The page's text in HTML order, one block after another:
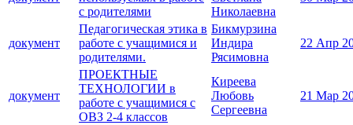
с родителями
Николаевна
документ
Педагогическая этика в
работе с учащимися и
родителями.
Бикмурзина
Индира
Рясимовна
22 Апр
документ
ПРОЕКТНЫЕ
ТЕХНОЛОГИИ в
работе с учащимися с
ОВЗ 2-4 классов
Киреева
Любовь
Сергеевна
21 Мар